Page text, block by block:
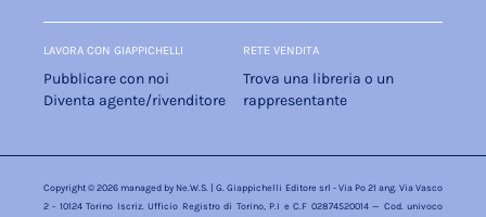
LAVORA CON GIAPPICHELLI
Pubblicare con noi
Diventa agente/rivenditore
RETE VENDITA
Trova una libreria o un
rappresentante
Copyright © 2026 managed by Ne.W.S. | G. Giappichelli Editore srl - Via Po 21 ang. Via Vasco
2 - 10124 Torino Iscriz. Ufficio Registro di Torino, P.I e C.F 02874520014 — Cod. univoco